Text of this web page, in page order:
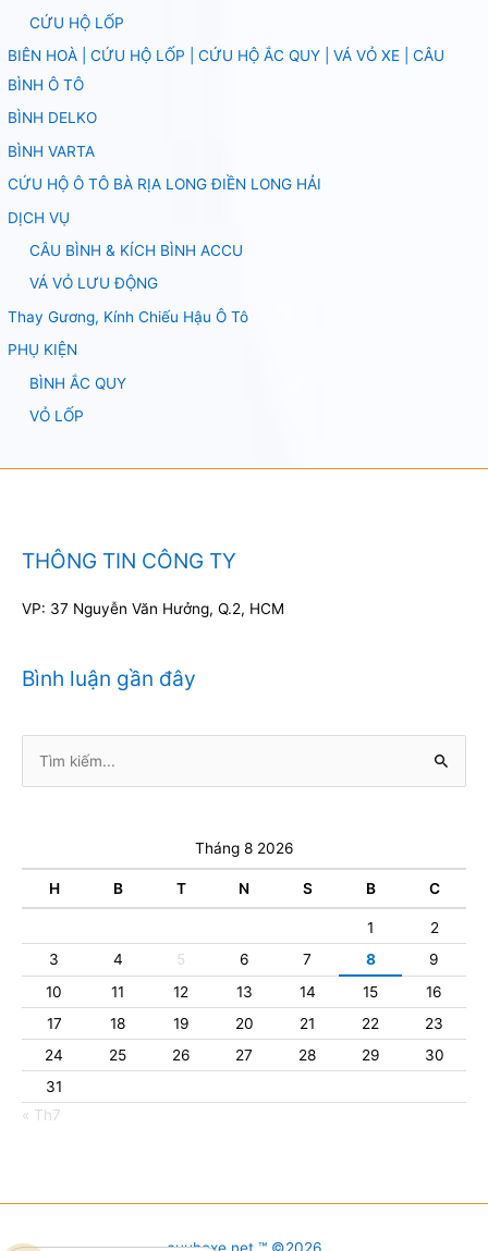
CỨU HỘ LỐP
BIÊN HOÀ | CỨU HỘ LỐP | CỨU HỘ ẮC QUY | VÁ VỎ XE | CÂU
BÌNH Ô TÔ
BÌNH DELKO
BÌNH VARTA
CỨU HỘ Ô TÔ BÀ RỊA LONG ĐIỀN LONG HẢI
DỊCH VỤ
CÂU BÌNH & KÍCH BÌNH ACCU
VÁ VỎ LƯU ĐỘNG
Thay Gương, Kính Chiếu Hậu Ô Tô
PHỤ KIỆN
BÌNH ẮC QUY
VỎ LỐP
THÔNG TIN CÔNG TY
VP: 37 Nguyễn Văn Hưởng, Q.2, HCM
Bình luận gần đây
kiếm:
Tháng 8 2026
H B T N S B C
1
2
3
4 5 6 7 8
9
10
11 12 13 14 15
16
17
18 19 20 21 22
23
24
25 26 27 28 29
30
31
« Th7
cuuhoxe.net ™ ©2026